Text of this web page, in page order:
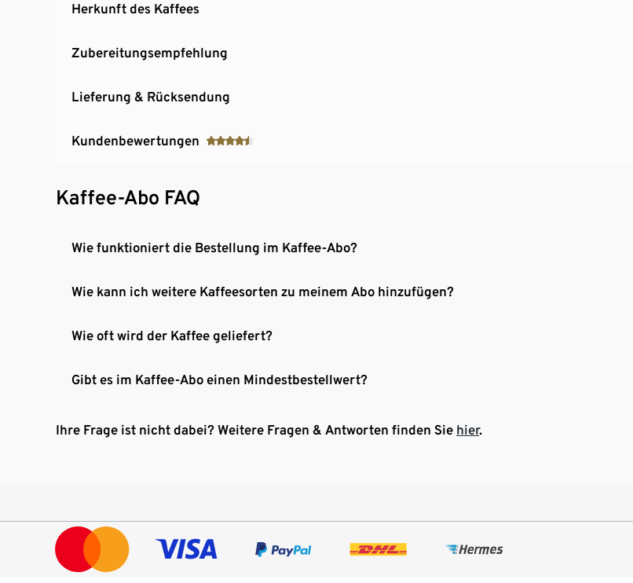
Herkunft des Kaffees
Zubereitungsempfehlung
Lieferung & Rücksendung
Kundenbewertungen
Kaffee-Abo FAQ
Wie funktioniert die Bestellung im Kaffee-Abo?
Wie kann ich weitere Kaffeesorten zu meinem Abo hinzufügen?
Wie oft wird der Kaffee geliefert?
Gibt es im Kaffee-Abo einen Mindestbestellwert?
Ihre Frage ist nicht dabei? Weitere Fragen & Antworten finden Sie hier.